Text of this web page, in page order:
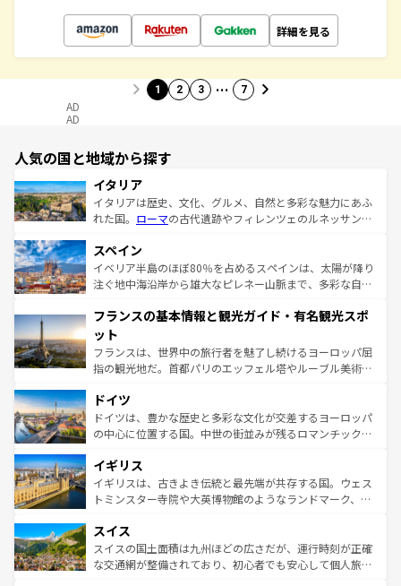
詳細を見る
1 2 3 … 7
AD
AD
人気の国と地域から探す
イタリア
イタリアは歴史、文化、グルメ、自然と多彩な魅力にあふ
れた国。 ローマの古代遺跡やフィレンツェのルネッサンス
ろん、トスカーナの美しい田園風景やアマルフィ海岸の絶
景など、自然景観も見逃せない。観光の合間には、本場の
ピザやパスタなど、絶品のイタリア料理を堪能することも
ませてくれるイタリアで、忘れられない旅をしてみよう！
なお、新着のイタリア情報は
しい。
スペイン
イベリア半島のほぼ80％を占めるスペインは、太陽が降り
注ぐ地中海沿岸から雄大なピレネー山脈まで、多彩な自然
文化が根付くこの国では、情熱的なフラメンコ、熱気あふ
れる闘牛、そして美味しいタパスが生活の一部となってい
る。首都マドリードの洗練された雰囲気や、バルセロナの
アートに溢れた街角から、地方では古代ローマ遺跡や中世
せる。地方によって風土や気候が異なるスペインはその個
性で訪れる人を魅了する。 なお、新着のスペイン情報は コ
ンテンツ一覧を参照してほしい。
フランスの基本情報と観光ガイド・有名観光スポ
ット
フランスは、世界中の旅行者を魅了し続けるヨーロッパ屈
指の観光地だ。首都パリのエッフェル塔やルーブル美術館
で、幅広い魅力が詰まっている。華麗な宮殿、歴史的な大
聖堂、美しいビーチ、そして豊かな自然が、訪れる者を心
から魅了する。また、フランスは美食の国としても知ら
いる。シャンパンの発祥地であるランス、プロヴァンスの
香り高いラベンダー畑など、多彩な楽しみ方が可能だ。さ
らに、パリ以外の地域にも魅力が溢れており、どの街角に
れる地方に足を運ぶとそれぞれで全く異なる文化を体験で
きるだろう。 なお、新着のフランス情報はコンテンツ一覧
を参照してほしい。
ドイツ
ドイツは、豊かな歴史と多彩な文化が交差するヨーロッパ
の中心に位置する国。中世の街並みが残るロマンチック街
顔を持つこの国は、どこを歩いても飽きることがない。ベ
ルリンの文化的活気、バイエルン州のアルプスの絶景、そ
してライン川沿いのワイン畑といった風景は必見。ビール
は、お酒好きな人にはぜひ体験してほしい。 なお、新着の
ドイツ情報はコンテンツ一覧を参照してほしい。
イギリス
イギリスは、古きよき伝統と最先端が共存する国。ウェス
トミンスター寺院や大英博物館のようなランドマーク、歴
リアごとに異なる魅力がある。また、優雅なアフタヌーン
ティー、ビール好きにはたまらない英国パブ、サッカー観
戦など、本場だからこそできる体験も豊富。イギリスを旅
スイス
スイスの国土面積は九州ほどの広さだが、運行時刻が正確
な交通網が整備されており、初心者でも安心して個人旅行